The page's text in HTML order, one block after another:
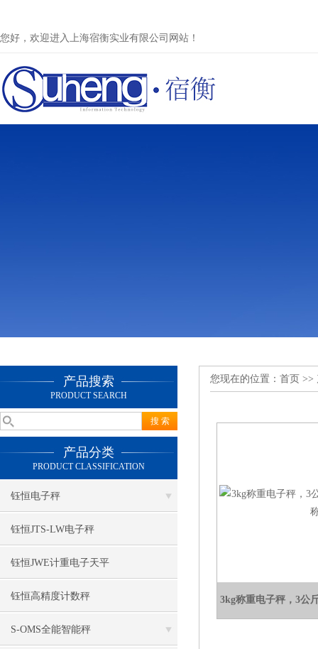
您好，欢迎进入上海宿衡实业有限公司网站！
产品搜索
PRODUCT SEARCH
产品分类
PRODUCT CLASSIFICATION
钰恒电子秤
钰恒JTS-LW电子秤
钰恒JWE计重电子天平
钰恒高精度计数秤
S-OMS全能智能秤
您现在的位置： 首页 >>
3kg称重电子秤，3公